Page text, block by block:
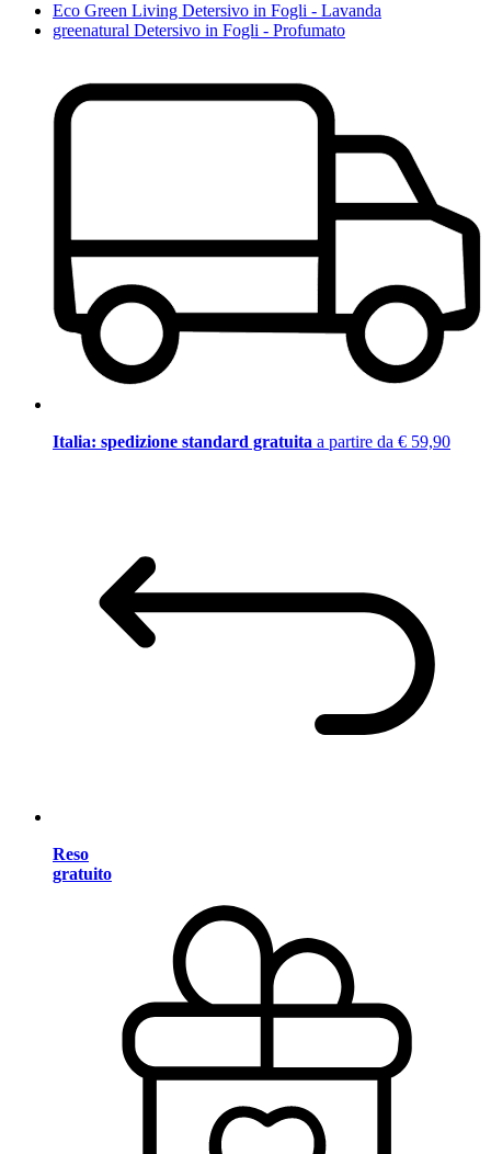
Eco Green Living Detersivo in Fogli - Lavanda
greenatural Detersivo in Fogli - Profumato
Italia: spedizione standard gratuita a partire da € 59,90
Reso
gratuito